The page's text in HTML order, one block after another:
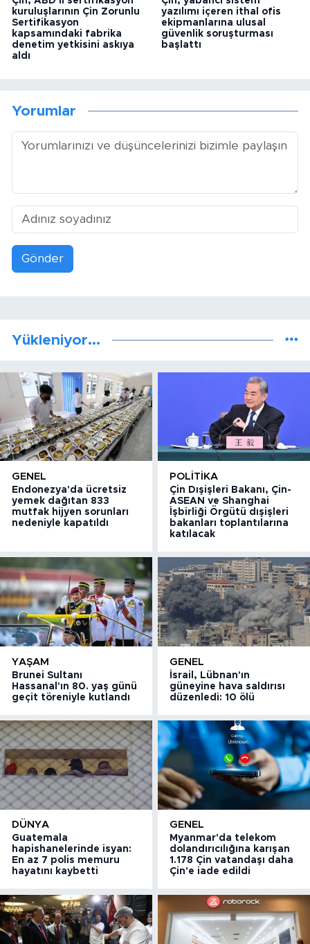
kuruluşlarının Çin Zorunlu
Sertifikasyon
kapsamındaki fabrika
denetim yetkisini askıya
aldı
yazılımı içeren ithal ofis
ekipmanlarına ulusal
güvenlik soruşturması
başlattı
Yorumlar
Gönder
Yükleniyor...
GENEL
Endonezya'da ücretsiz
yemek dağıtan 833
mutfak hijyen sorunları
nedeniyle kapatıldı
POLITIKA
Çin Dışişleri Bakanı, Çin-
ASEAN ve Shanghai
İşbirliği Örgütü dışişleri
bakanları toplantılarına
katılacak
YAŞAM
Brunei Sultanı
Hassanal'ın 80. yaş günü
geçit töreniyle kutlandı
GENEL
İsrail, Lübnan'ın
güneyine hava saldırısı
düzenledi: 10 ölü
DÜNYA
Guatemala
hapishanelerinde isyan:
En az 7 polis memuru
hayatını kaybetti
GENEL
Myanmar'da telekom
dolandırıcılığına karışan
1.178 Çin vatandaşı daha
Çin'e iade edildi